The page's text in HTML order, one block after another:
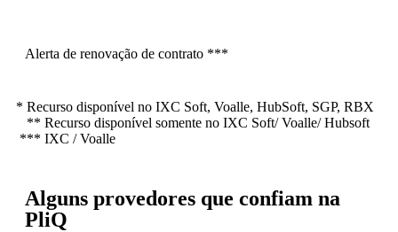
Alerta de renovação de contrato ***
* Recurso disponível no IXC Soft, Voalle, HubSoft, SGP, RBX
** Recurso disponível somente no IXC Soft/ Voalle/ Hubsoft
*** IXC / Voalle
Alguns provedores que confiam na
PliQ